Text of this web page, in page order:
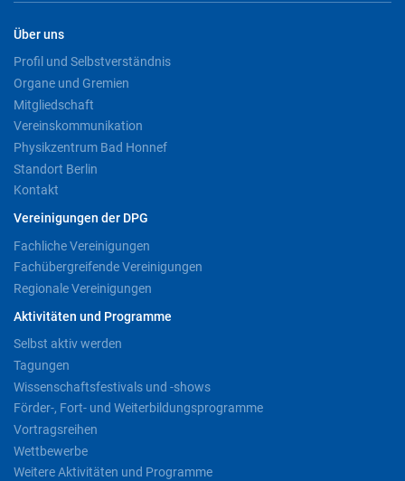
Über uns
Profil und Selbstverständnis
Organe und Gremien
Mitgliedschaft
Vereinskommunikation
Physikzentrum Bad Honnef
Standort Berlin
Kontakt
Vereinigungen der DPG
Fachliche Vereinigungen
Fachübergreifende Vereinigungen
Regionale Vereinigungen
Aktivitäten und Programme
Selbst aktiv werden
Tagungen
Wissenschaftsfestivals und -shows
Förder-, Fort- und Weiterbildungsprogramme
Vortragsreihen
Wettbewerbe
Weitere Aktivitäten und Programme